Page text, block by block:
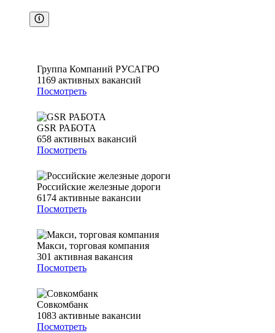
Группа Компаний РУСАГРО
1169 активных вакансий
Посмотреть
GSR РАБОТА
658 активных вакансий
Посмотреть
Российские железные дороги
6174 активные вакансии
Посмотреть
Макси, торговая компания
301 активная вакансия
Посмотреть
Совкомбанк
1083 активные вакансии
Посмотреть